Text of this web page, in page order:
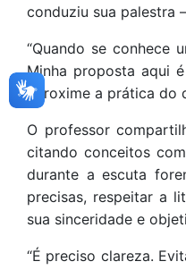
conduziu sua palestra
“Quando se conhece
Minha proposta aqui
aproxime a prática do
O professor
citando conceitos
durante a escuta
precisas, respeitar a
sua sinceridade e
“É preciso clareza.